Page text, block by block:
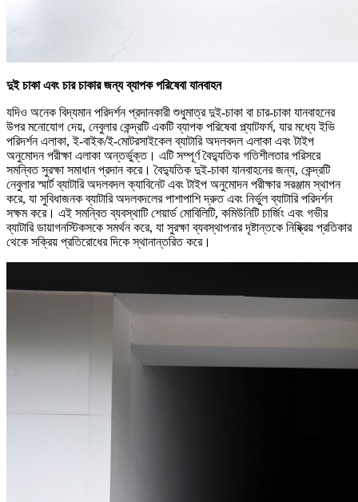
দুই চাকা এবং চার চাকার জন্য ব্যাপক পরিষেবা যানবাহন
যদিও অনেক বিদ্যমান পরিদর্শন প্রদানকারী শুধুমাত্র দুই-চাকা বা চার-চাকা যানবাহনের
উপর মনোযোগ দেয়, নেবুলার কেন্দ্রটি একটি ব্যাপক পরিষেবা প্ল্যাটফর্ম, যার মধ্যে ইভি
পরিদর্শন এলাকা, ই-বাইক/ই-মোটরসাইকেল ব্যাটারি অদলবদল এলাকা এবং টাইপ
অনুমোদন পরীক্ষা এলাকা অন্তর্ভুক্ত। এটি সম্পূর্ণ বৈদ্যুতিক গতিশীলতার পরিসরে
সমন্বিত সুরক্ষা সমাধান প্রদান করে। বৈদ্যুতিক দুই-চাকা যানবাহনের জন্য, কেন্দ্রটি
নেবুলার স্মার্ট ব্যাটারি অদলবদল ক্যাবিনেট এবং টাইপ অনুমোদন পরীক্ষার সরঞ্জাম স্থাপন
করে, যা সুবিধাজনক ব্যাটারি অদলবদলের পাশাপাশি দ্রুত এবং নির্ভুল ব্যাটারি পরিদর্শন
সক্ষম করে। এই সমন্বিত ব্যবস্থাটি শেয়ার্ড মোবিলিটি, কমিউনিটি চার্জিং এবং গভীর
ব্যাটারি ডায়াগনস্টিকসকে সমর্থন করে, যা সুরক্ষা ব্যবস্থাপনার দৃষ্টান্তকে নিষ্ক্রিয় প্রতিকার
থেকে সক্রিয় প্রতিরোধের দিকে স্থানান্তরিত করে।